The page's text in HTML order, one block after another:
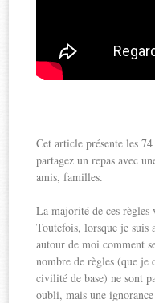
Cet article présente les
partagez un repas avec
amis, familles.
La majorité de ces règles
Toutefois, lorsque je suis
autour de moi comment
nombre de règles (que je
civilité de base) ne sont
oubli, mais une ignorance